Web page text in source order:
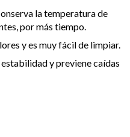
la temperatura de
por más tiempo.
y es muy fácil de limpiar.
y previene caídas